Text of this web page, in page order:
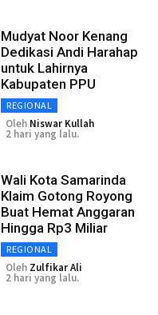
Mudyat Noor Kenang
Dedikasi Andi Harahap
untuk Lahirnya
Kabupaten PPU
REGIONAL
Oleh Niswar Kullah
2 hari yang lalu.
Wali Kota Samarinda
Klaim Gotong Royong
Buat Hemat Anggaran
Hingga Rp3 Miliar
REGIONAL
Oleh Zulfikar Ali
2 hari yang lalu.